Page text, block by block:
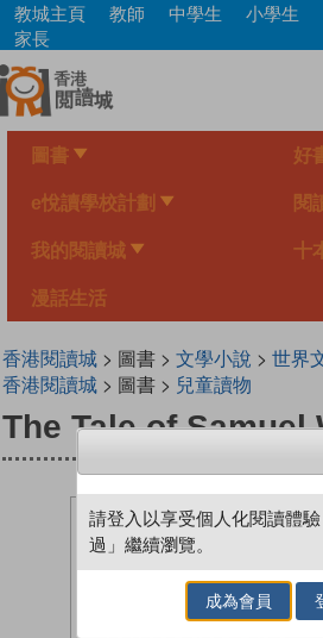
Skip
main
content
教城主頁 教師 中學生
小學生
家長
圖書 好
e悅讀學校計劃 閱
我的閱讀城 十
漫話生活
香港閱讀城> 圖書 > 文學小說 > 世界
香港閱讀城> 圖書 > 兒童讀物
The Tale of Samuel
請登入以享受個人化閱讀體
過」繼續瀏覽。
成為會員